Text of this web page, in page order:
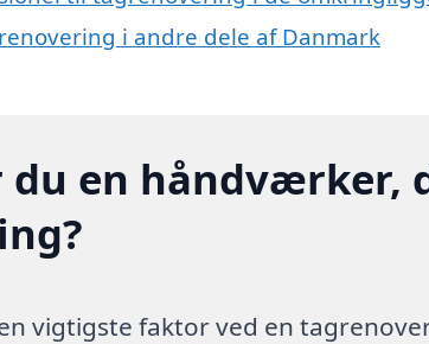
i andre dele af Danmark
du en håndværker,
vigtigste faktor ved en